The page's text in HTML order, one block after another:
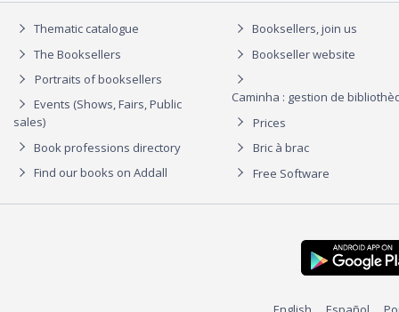
Thematic catalogue
The Booksellers
Portraits of booksellers
Events (Shows, Fairs, Public
sales)
Book professions directory
Find our books on Addall
Booksellers, join us
Bookseller website
Caminha : gestion de
Prices
Bric à brac
Free Software